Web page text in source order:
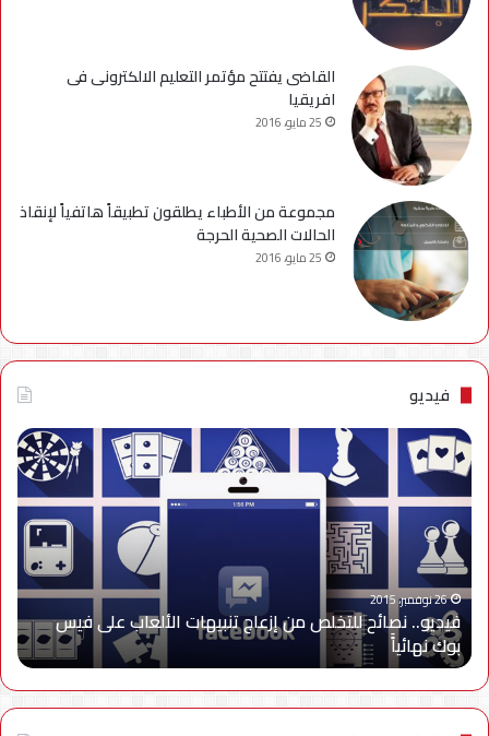
القاضى يفتتح مؤتمر التعليم الالكترونى فى
افريقيا
25 مايو، 2016
مجموعة من الأطباء يطلقون تطبيقاً هاتفياً لإنقاذ
الحالات الصحية الحرجة
25 مايو، 2016
فيديو
فيديو..
نصائح
للتخلص
من
إزعاج
تنبيهات
الألعاب
على
فيس
بوك
نهائياًَ
26 نوفمبر، 2015
فيديو.. نصائح للتخلص من إزعاج تنبيهات الألعاب على فيس
بوك نهائياًَ